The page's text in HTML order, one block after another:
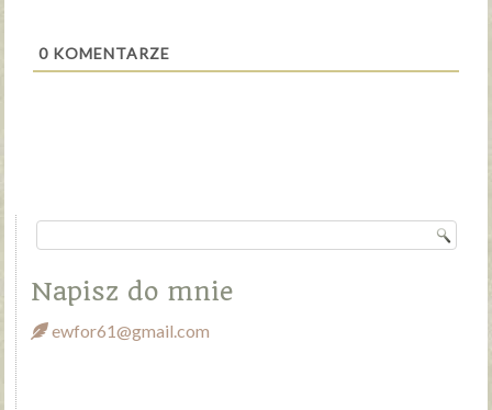
0 KOMENTARZE
Napisz do mnie
ewfor61@gmail.com